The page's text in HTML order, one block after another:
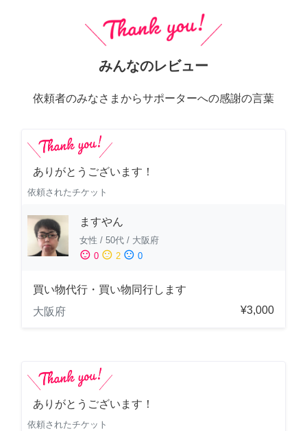
みんなのレビュー
依頼者のみなさまからサポーターへの感謝の言葉
ありがとうございます！
依頼されたチケット
ますやん
女性 / 50代 / 大阪府
sentiment_satisfied 0 sentiment_neutral 2 sentiment_dissatisfied 0
買い物代行・買い物同行します
大阪府
¥3,000
ありがとうございます！
依頼されたチケット